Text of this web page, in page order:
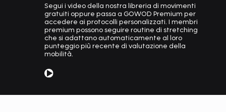
Segui i video della nostra libreria di movimenti
gratuiti oppure passa a GOWOD Premium per
accedere ai protocolli personalizzati. I membri
premium possono seguire routine di stretching
che si adattano automaticamente al loro
punteggio più recente di valutazione della
mobilità.